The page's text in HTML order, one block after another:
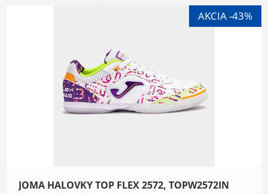
JOMA HALOVKY TOP FLEX 2572, TOPW2572IN